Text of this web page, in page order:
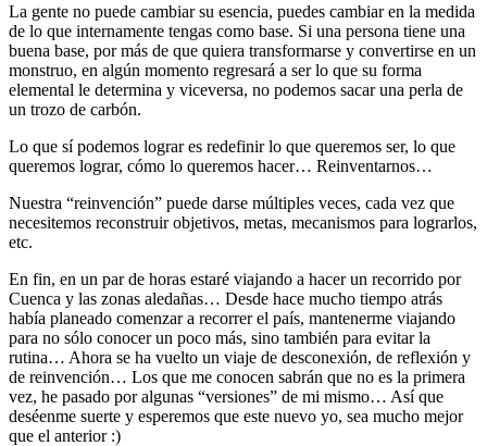
La gente no puede cambiar su esencia, puedes cambiar en la medida
de lo que internamente tengas como base. Si una persona tiene una
buena base, por más de que quiera transformarse y convertirse en un
monstruo, en algún momento regresará a ser lo que su forma
elemental le determina y viceversa, no podemos sacar una perla de
un trozo de carbón.
Lo que sí podemos lograr es redefinir lo que queremos ser, lo que
queremos lograr, cómo lo queremos hacer… Reinventarnos…
Nuestra “reinvención” puede darse múltiples veces, cada vez que
necesitemos reconstruir objetivos, metas, mecanismos para lograrlos,
etc.
En fin, en un par de horas estaré viajando a hacer un recorrido por
Cuenca y las zonas aledañas… Desde hace mucho tiempo atrás
había planeado comenzar a recorrer el país, mantenerme viajando
para no sólo conocer un poco más, sino también para evitar la
rutina… Ahora se ha vuelto un viaje de desconexión, de reflexión y
de reinvención… Los que me conocen sabrán que no es la primera
vez, he pasado por algunas “versiones” de mi mismo… Así que
deséenme suerte y esperemos que este nuevo yo, sea mucho mejor
que el anterior :)